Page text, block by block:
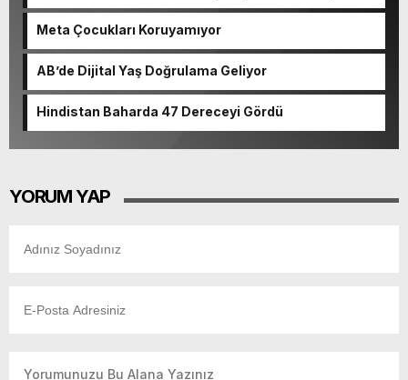
Meta Çocukları Koruyamıyor
AB’de Dijital Yaş Doğrulama Geliyor
Hindistan Baharda 47 Dereceyi Gördü
YORUM YAP